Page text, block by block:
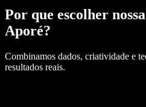
Por que escolher
Aporé?
Combinamos dados, criatividade e
resultados reais.